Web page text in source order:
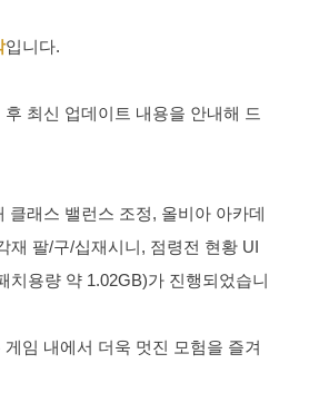
입니다.
최신 업데이트 내용을 안내해 드
클래스 밸런스 조정, 올비아 아카데
재 팔/구/십재시니, 점령전 현황 UI
치용량 약 1.02GB)가 진행되었습니
임 내에서 더욱 멋진 모험을 즐겨